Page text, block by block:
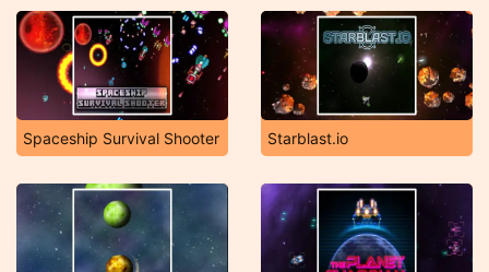
Spaceship Survival Shooter Starblast.io